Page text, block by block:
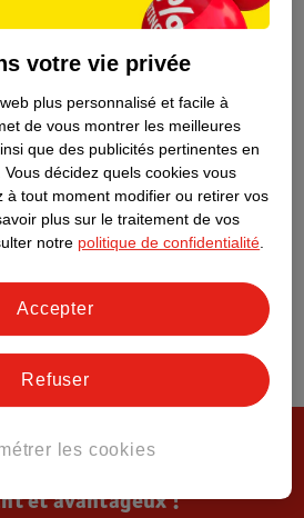
et avantageux !
votre vie privée
plus personnalisé et facile à
de vous montrer les meilleures
que des publicités pertinentes en
Vous décidez quels cookies vous
à tout moment modifier ou retirer vos
plus sur le traitement de vos
notre politique de confidentialité
les cookies
Refuser
Accepter